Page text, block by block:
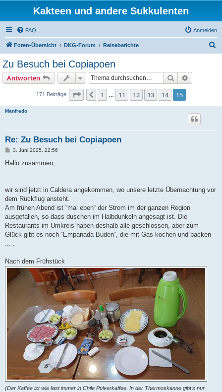
Kakteen und andere Sukkulenten
FAQ Anmelden
Foren-Übersicht DKG-Forum Reiseberichte
Zu Besuch bei Copiapoen
Antworten Suche
171 Beiträge Seite 15 von 15
Vorherige
1 11 12 13 14 15
Manfredo
Re: Zu Besuch bei Copiapoen
B
i
3. Juni 2025, 22:56
Hallo zusammen,
wir sind jetzt in Caldera angekommen, wo unsere letzte Übernachtung vor
dem Rückflug ansteht.
Am frühen Abend ist “mal eben“ der Strom im der ganzen Region
ausgefallen, so dass duschen im Halbdunkeln angesagt ist. Die
Restaurants im Umkreis haben deshalb alle geschlossen, aber zum
Glück gibt es noch “Empanada-Buden“, die mit Gas kochen und backen
... .
Nach dem Frühstück
(Der Kaffee ist wie fast immer in Chile Pulverkaffee. In der Thermoskanne gibt's nur